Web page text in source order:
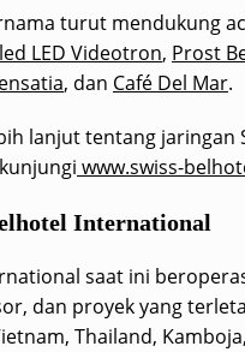
turut mendukung
LED Videotron, Prost
, dan Café Del Mar.
lanjut tentang jaringan
www.swiss-
International
saat ini
dan proyek yang
Thailand,